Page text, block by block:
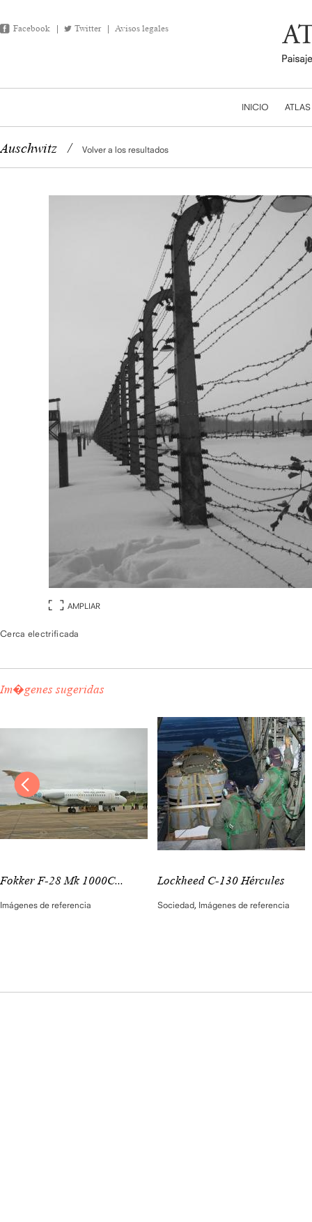
Facebook Twitter Avisos legales
INICIO ATLAS
Auschwitz / Volver a los resultados
AMPLIAR
Cerca electrificada
Im�genes sugeridas
Fokker F-28 Mk 1000C...
Imágenes de referencia
Lockheed C-130 Hércules
Sociedad, Imágenes de referencia